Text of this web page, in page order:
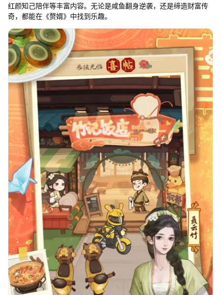
红颜知己陪伴等丰富内容。无论是咸鱼翻身逆袭，还是缔造财富传
奇，都能在《赘婿》中找到乐趣。